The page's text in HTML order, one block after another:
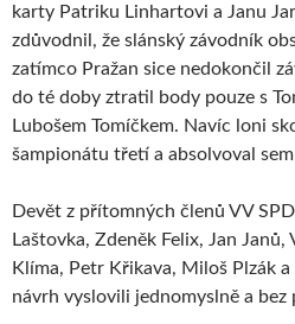
karty Patriku Linhartovi a Janu
zdůvodnil, že slánský závodník
zatímco Pražan sice nedokončil
do té doby ztratil body pouze s
Lubošem Tomíčkem. Navíc loni
šampionátu třetí a absolvoval
Devět z přítomných členů VV
Laštovka, Zdeněk Felix, Jan
Klíma, Petr Křikava, Miloš Plzák
návrh vyslovili jednomyslně a